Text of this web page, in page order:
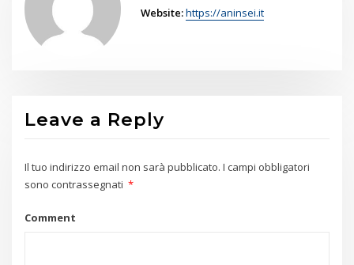
Website:https://aninsei.it
Leave a Reply
Il tuo indirizzo email non sarà pubblicato. I campi obbligatori
sono contrassegnati *
Comment